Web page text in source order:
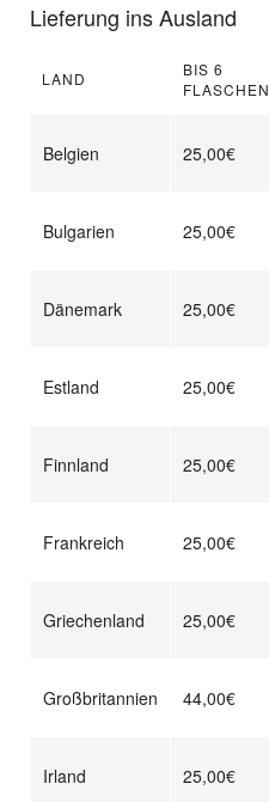
Lieferung ins Ausland
LAND
BIS 6
FLASCHEN
Belgien 25,00€
Bulgarien 25,00€
Dänemark 25,00€
Estland 25,00€
Finnland 25,00€
Frankreich 25,00€
Griechenland 25,00€
Großbritannien 44,00€
Irland 25,00€